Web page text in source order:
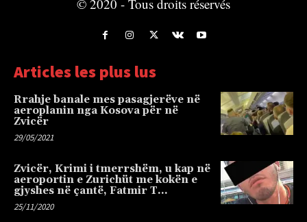
© 2020 - Tous droits réservés
Articles les plus lus
Rrahje banale mes pasagjerëve në
aeroplanin nga Kosova për në
Zvicër
29/05/2021
Zvicër, Krimi i tmerrshëm, u kap në
aeroportin e Zurichüt me kokën e
gjyshes në çantë, Fatmir T…
25/11/2020